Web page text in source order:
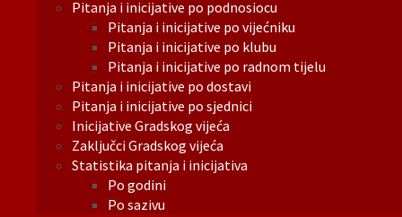
Pitanja i inicijative po podnosiocu
Pitanja i inicijative po vijećniku
Pitanja i inicijative po klubu
Pitanja i inicijative po radnom tijelu
Pitanja i inicijative po dostavi
Pitanja i inicijative po sjednici
Inicijative Gradskog vijeća
Zaključci Gradskog vijeća
Statistika pitanja i inicijativa
Po godini
Po sazivu